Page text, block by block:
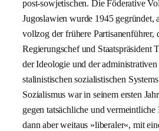
post-sowjetischen. Die Föderative
Jugoslawien wurde 1945 gegründet,
vollzog der frühere Partisanenführer,
Regierungschef und Staatspräsident
der Ideologie und der administrativen
stalinistischen sozialistischen
Sozialismus war in seinem ersten
gegen tatsächliche und
dann aber weitaus »liberaler«, mit